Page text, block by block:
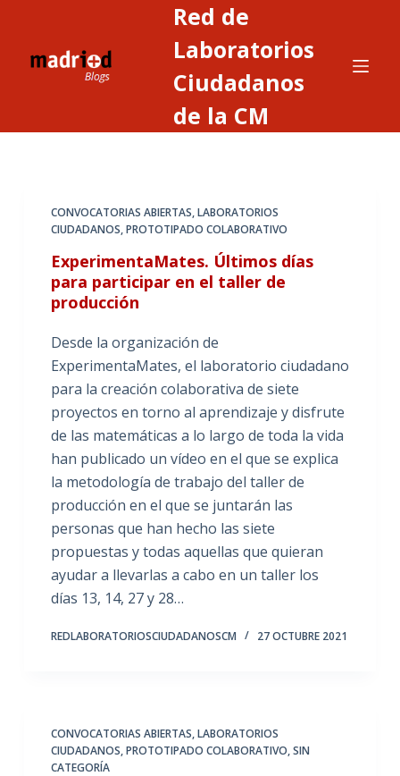
r
Red de
Laboratorios
Ciudadanos
de la CM
CONVOCATORIAS ABIERTAS,LABORATORIOS
CIUDADANOS,PROTOTIPADO COLABORATIVO
ExperimentaMates. Últimos días
para participar en el taller de
producción
Desde la organización de
ExperimentaMates, el laboratorio ciudadano
para la creación colaborativa de siete
proyectos en torno al aprendizaje y disfrute
de las matemáticas a lo largo de toda la vida
han publicado un vídeo en el que se explica
la metodología de trabajo del taller de
producción en el que se juntarán las
personas que han hecho las siete
propuestas y todas aquellas que quieran
ayudar a llevarlas a cabo en un taller los
días 13, 14, 27 y 28…
REDLABORATORIOSCIUDADANOSCM 27 OCTUBRE 2021
CONVOCATORIAS ABIERTAS,LABORATORIOS
CIUDADANOS,PROTOTIPADO COLABORATIVO,SIN
CATEGORÍA